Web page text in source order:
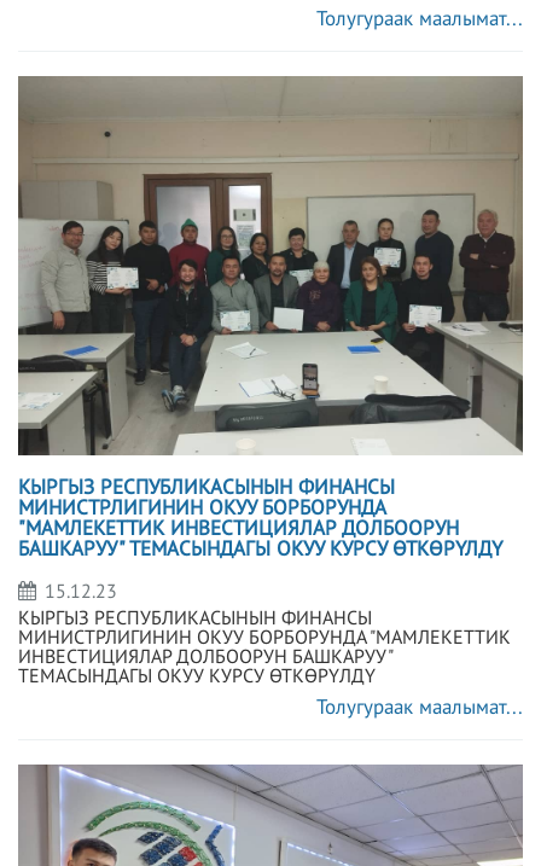
Толугураак маалымат...
КЫРГЫЗ РЕСПУБЛИКАСЫНЫН ФИНАНСЫ
МИНИСТРЛИГИНИН ОКУУ БОРБОРУНДА
"МАМЛЕКЕТТИК ИНВЕСТИЦИЯЛАР ДОЛБООРУН
БАШКАРУУ" ТЕМАСЫНДАГЫ ОКУУ КУРСУ ӨТКӨРҮЛДҮ
15.12.23
КЫРГЫЗ РЕСПУБЛИКАСЫНЫН ФИНАНСЫ
МИНИСТРЛИГИНИН ОКУУ БОРБОРУНДА "МАМЛЕКЕТТИК
ИНВЕСТИЦИЯЛАР ДОЛБООРУН БАШКАРУУ"
ТЕМАСЫНДАГЫ ОКУУ КУРСУ ӨТКӨРҮЛДҮ
Толугураак маалымат...